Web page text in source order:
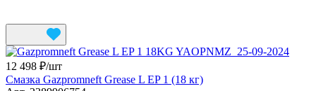
12 498 ₽/шт
Смазка Gazpromneft Grease L EP 1 (18 кг)